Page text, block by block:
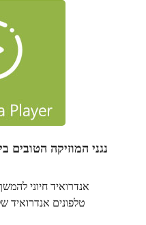
נגני המוזיקה הטובים